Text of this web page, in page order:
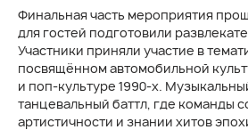
Финальная часть мероприятия
для гостей подготовили
Участники приняли участие в
посвящённом автомобильной
и поп-культуре 1990-х.
танцевальный баттл, где команды
артистичности и знании хитов